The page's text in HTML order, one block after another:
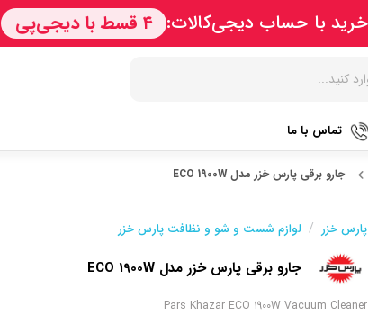
زودپز
آون توستر
مولتی کوکر
هات داگ پز
تماس با ما
جارو برقی پارس خزر مدل ECO 1900W
پارس خزر / لوازم شست و شو و نظافت پارس خزر
جارو برقی پارس خزر مدل ECO 1900W
Pars Khazar ECO 1900W Vacuum Cleaner